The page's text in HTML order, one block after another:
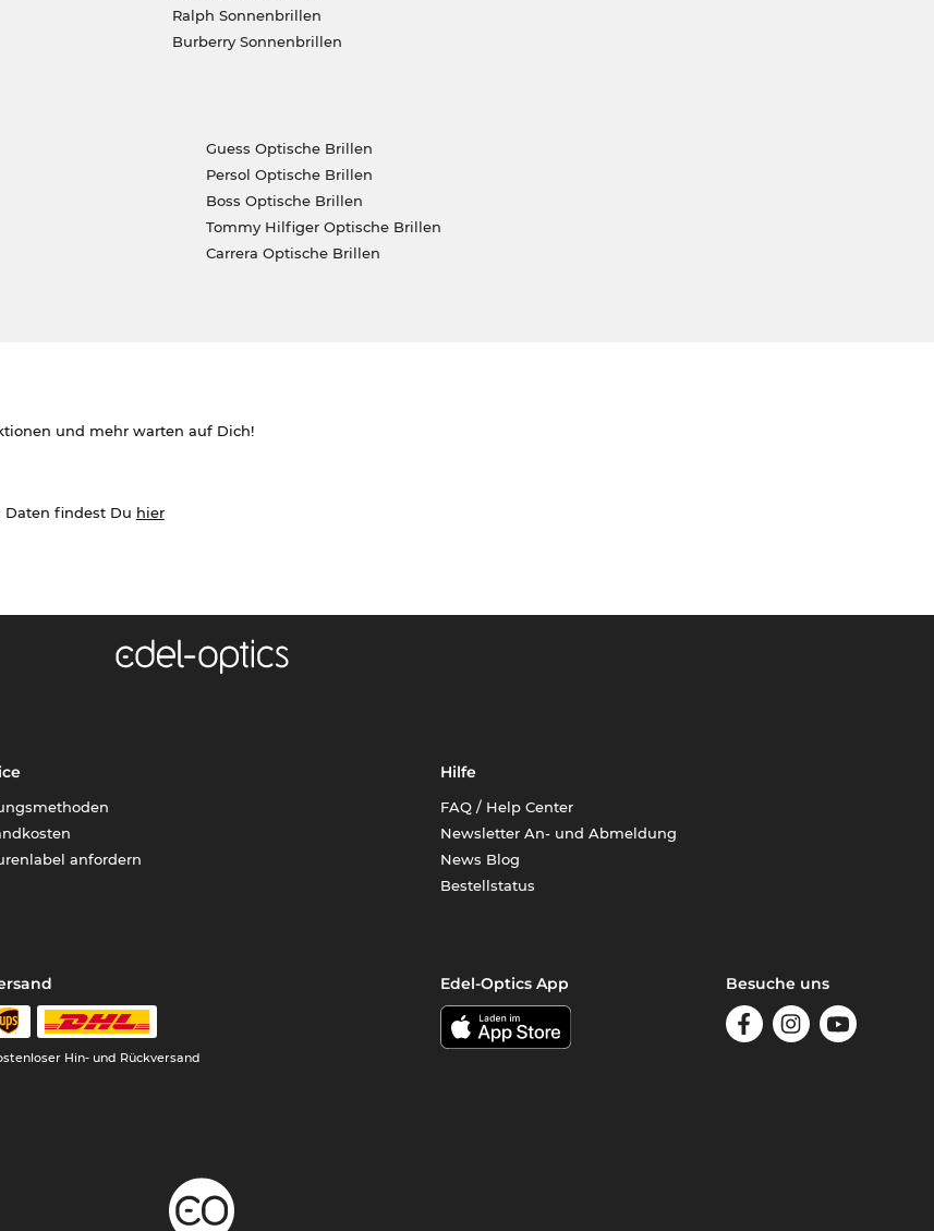
Ralph Sonnenbrillen
Burberry Sonnenbrillen
Guess Optische Brillen
Persol Optische Brillen
Boss Optische Brillen
Tommy Hilfiger Optische Brillen
Carrera Optische Brillen
und mehr warten auf Dich!
Daten findest Du hier
anfordern
Hilfe
FAQ / Help Center
Newsletter An- und Abmeldung
News Blog
Bestellstatus
Hin- und Rückversand
Edel-Optics App Besuche uns